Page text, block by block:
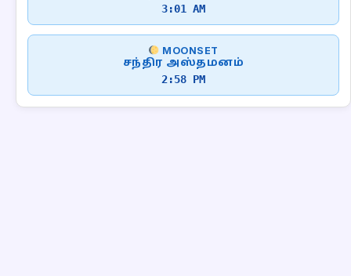
3:01 AM
MOONSET
சந்திர அஸ்தமனம்
2:58 PM